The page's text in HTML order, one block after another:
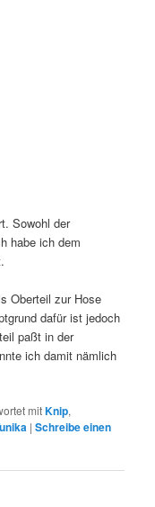
Sowohl der
habe ich dem
Oberteil zur Hose
dafür ist jedoch
paßt in der
ich damit nämlich
mitKnip,
|Schreibe einen